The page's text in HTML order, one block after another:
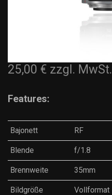
25,00 € zzgl. MwSt.
Features:
Bajonett RF
Blende f/1.8
Brennweite 35mm
Bildgröße Vollformat